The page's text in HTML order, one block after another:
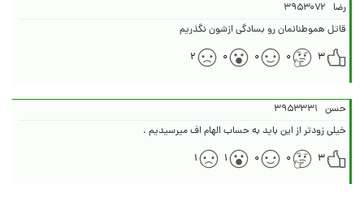
رضا ۳۹۵۳۰۷۲
قاتل هموطنانمان رو بسادگی ازشون نگذریم
۳
۰ ۰ ۰ ۲
حسن ۳۹۵۳۳۳۱
خیلی زودتر از این باید به حساب الهام اف میرسیدیم .
۳
۰ ۰ ۱ ۱